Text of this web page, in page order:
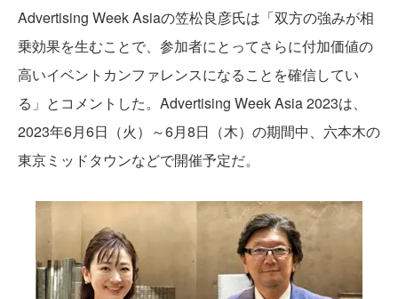
Advertising Week Asiaの笠松良彦氏は「双方の強みが相
乗効果を生むことで、参加者にとってさらに付加価値の
高いイベントカンファレンスになることを確信してい
る」とコメントした。Advertising Week Asia 2023は、
2023年6月6日（火）～6月8日（木）の期間中、六本木の
東京ミッドタウンなどで開催予定だ。